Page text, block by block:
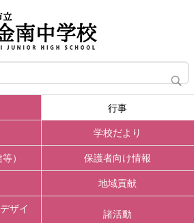
行事
学校だより
） 保護者向け情報
地域貢献
ザイ
諸活動